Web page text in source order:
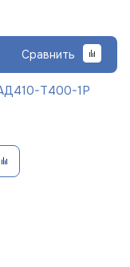
Сравнить
Т400-1Р